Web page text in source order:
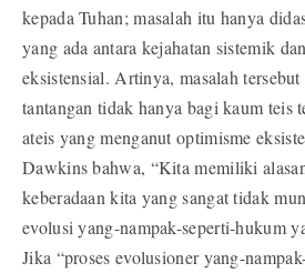
kepada Tuhan; masalah itu hanya
yang ada antara kejahatan sistemik
eksistensial. Artinya, masalah
tantangan tidak hanya bagi kaum teis
ateis yang menganut optimisme
Dawkins bahwa, “Kita memiliki
keberadaan kita yang sangat tidak
evolusi yang-nampak-seperti-hukum
Jika “proses evolusioner yang-